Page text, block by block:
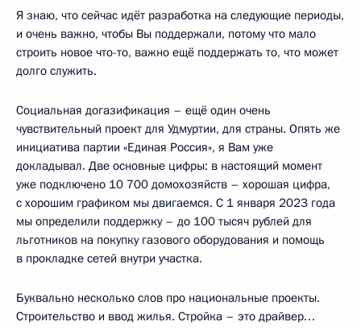
Я знаю, что сейчас идёт разработка на следующие периоды,
и очень важно, чтобы Вы поддержали, потому что мало
строить новое что-то, важно ещё поддержать то, что может
долго служить.
Социальная догазификация – ещё один очень
чувствительный проект для Удмуртии, для страны. Опять же
инициатива партии «Единая Россия», я Вам уже
докладывал. Две основные цифры: в настоящий момент
уже подключено 10 700 домохозяйств – хорошая цифра,
с хорошим графиком мы двигаемся. С 1 января 2023 года
мы определили поддержку – до 100 тысяч рублей для
льготников на покупку газового оборудования и помощь
в прокладке сетей внутри участка.
Буквально несколько слов про национальные проекты.
Строительство и ввод жилья. Стройка – это драйвер…